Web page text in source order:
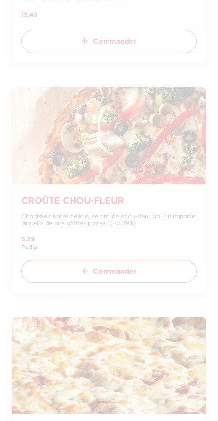
19,49
Commander
CROÛTE CHOU-FLEUR
Choisissez notre délicieuse croûte chou-fleur pour n'importe
laquelle de nos petites pizzas ! (+5.29$)
5,29
Petite
Commander